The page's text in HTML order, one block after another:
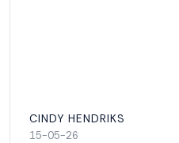
CINDY HENDRIKS
15-05-26